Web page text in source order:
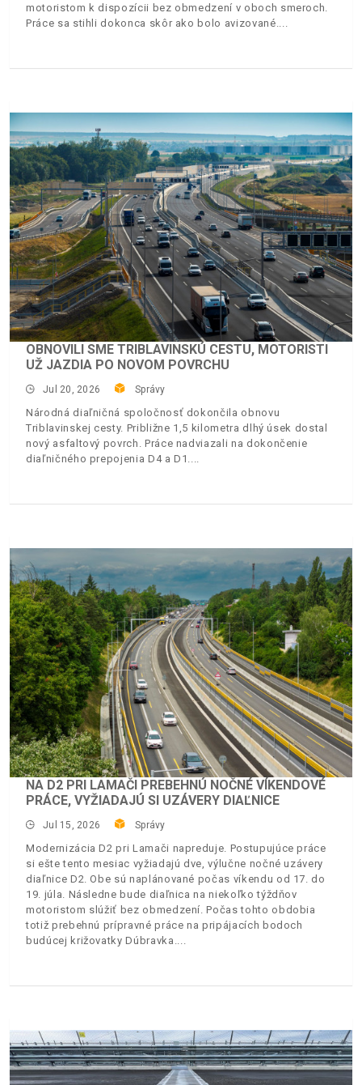
motoristom k dispozícii bez obmedzení v oboch smeroch.
Práce sa stihli dokonca skôr ako bolo avizované.
OBNOVILI SME TRIBLAVINSKÚ CESTU, MOTORISTI
UŽ JAZDIA PO NOVOM POVRCHU
Jul 20, 2026 Správy
Národná diaľničná spoločnosť dokončila obnovu
Triblavinskej cesty. Približne 1,5 kilometra dlhý úsek dostal
nový asfaltový povrch. Práce nadviazali na dokončenie
diaľničného prepojenia D4 a D1.
NA D2 PRI LAMAČI PREBEHNÚ NOČNÉ VÍKENDOVÉ
PRÁCE, VYŽIADAJÚ SI UZÁVERY DIAĽNICE
Jul 15, 2026 Správy
Modernizácia D2 pri Lamači napreduje. Postupujúce práce
si ešte tento mesiac vyžiadajú dve, výlučne nočné uzávery
diaľnice D2. Obe sú naplánované počas víkendu od 17. do
19. júla. Následne bude diaľnica na niekoľko týždňov
motoristom slúžiť bez obmedzení. Počas tohto obdobia
totiž prebehnú prípravné práce na pripájacích bodoch
budúcej križovatky Dúbravka.